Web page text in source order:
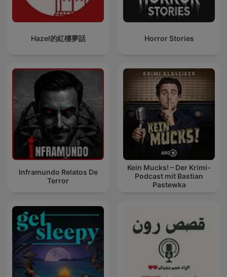
Hazel的紅樓夢話 Horror Stories
Inframundo Relatos De
Terror
Kein Mucks! – Der Krimi-
Podcast mit Bastian
Pastewka